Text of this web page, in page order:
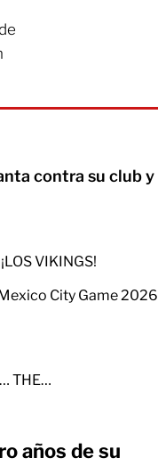
contra su club y
VIKINGS!
City Game 2026
THE…
años de su